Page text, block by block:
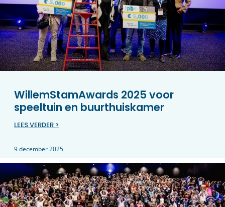
WillemStamAwards 2025 voor
speeltuin en buurthuiskamer
LEES VERDER >
9 december 2025